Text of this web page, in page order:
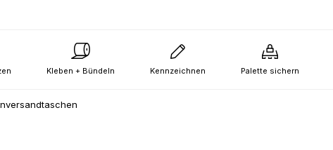
Kleben + Bündeln Kennzeichnen Palette sichern